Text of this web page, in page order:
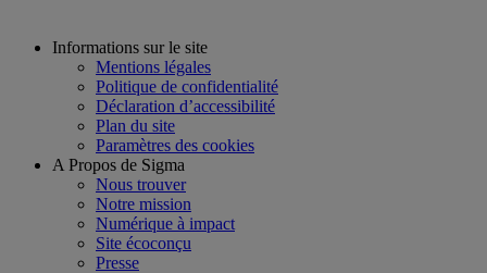
Informations sur le site
Mentions légales
Politique de confidentialité
Déclaration d’accessibilité
Plan du site
Paramètres des cookies
A Propos de Sigma
Nous trouver
Notre mission
Numérique à impact
Site écoconçu
Presse